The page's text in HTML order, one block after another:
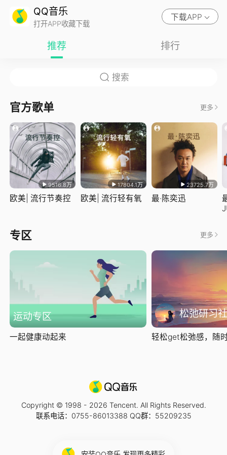
QQ音乐
打开APP收藏下载
下载APP
推荐 排行
官方歌单 更多
9516.8万
欧美| 流行节奏控
17804.1万
欧美| 流行轻有氧
23725.7万
最·陈奕迅
专区 更多
运动专区
一起健康动起来
松弛研习社
轻松get松弛感，随
Copyright © 1998 - 2026 Tencent. All Rights Reserved.
联系电话：0755-86013388 QQ群：55209235